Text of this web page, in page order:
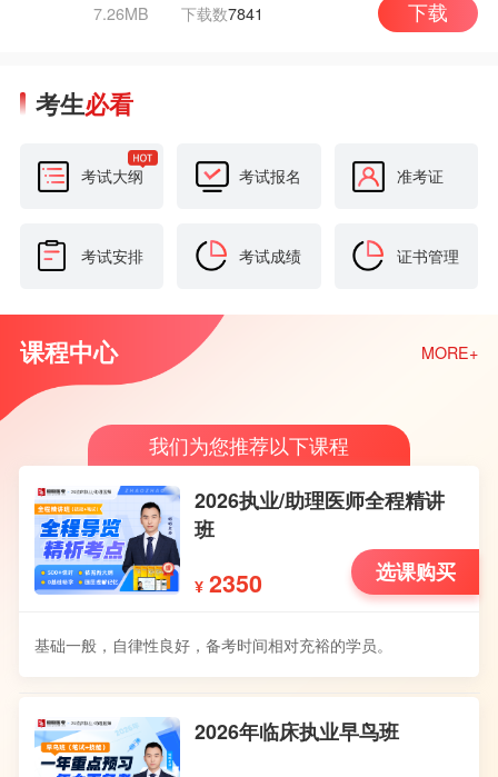
7.26MB 下载数7841 下载
考生必看
考试大纲 考试报名 准考证
考试安排 考试成绩 证书管理
课程中心 MORE+
我们为您推荐以下课程
2026执业/助理医师全程精讲
班
¥ 2350 选课购买
基础一般，自律性良好，备考时间相对充裕的学员。
2026年临床执业早鸟班